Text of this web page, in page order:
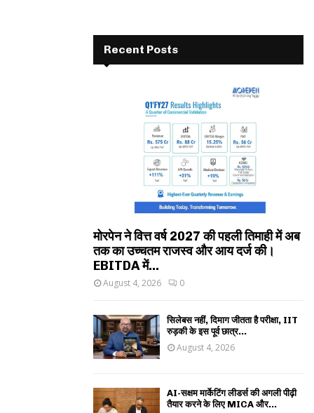
Recent Posts
मोरपेन ने वित्त वर्ष 2027 की पहली तिमाही में अब
तक का उच्चतम राजस्व और आय दर्ज की।
EBITDA में...
August 4, 2026 0
सिलेबस नहीं, दिमाग जीतता है परीक्षा, IIT
रुड़की के इस पूर्व छात्र...
August 4, 2026
AI-सक्षम मार्केटिंग लीडर्स की अगली पीढ़ी
तैयार करने के लिए MICA और...